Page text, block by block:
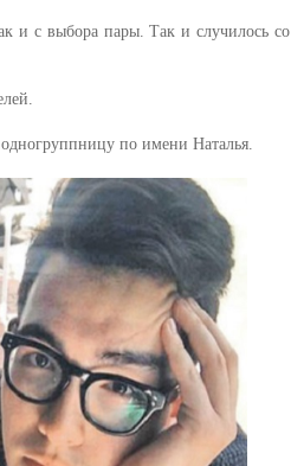
и с выбора пары. Так и случилось со
по имени Наталья.